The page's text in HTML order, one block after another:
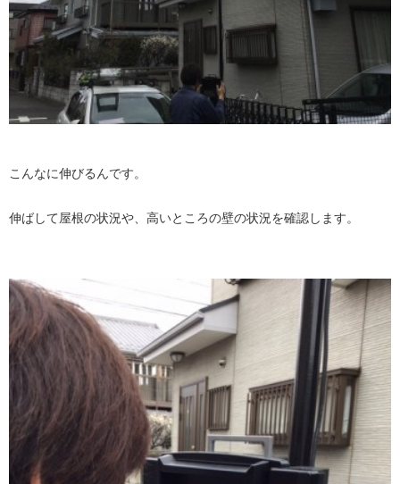
こんなに伸びるんです。
伸ばして屋根の状況や、高いところの壁の状況を確認します。